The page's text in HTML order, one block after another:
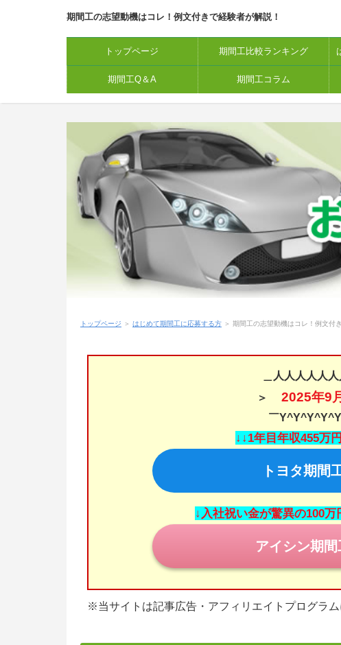
期間工の志望動機はコレ！例文付きで経験者が解説！
トップページ 期間工比較ランキング
期間工Q＆A 期間工コラム
トップページ ＞ はじめて期間工に応募する方 ＞ 期間工の志望動機はコレ！例文付
＿人人人人人
＞ 2025年9
￣
↓↓1年目年収455万
トヨタ期
↓入社祝い金が驚異の100
アイシン期
※当サイトは記事広告・アフィリエイトプログラム